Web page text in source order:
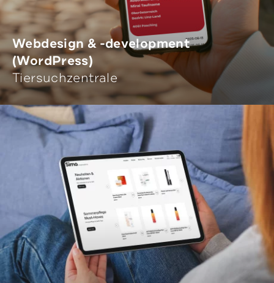
Webdesign & -development
(WordPress)
Tiersuchzentrale